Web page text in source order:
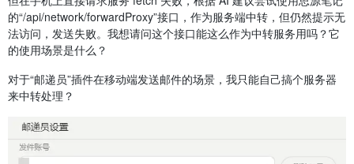
的“/api/network/forwardProxy”接口，作为服务端中转，但仍然提示无
法访问，发送失败。我想请问这个接口能这么作为中转服务用吗？它
的使用场景是什么？
对于“邮递员”插件在移动端发送邮件的场景，我只能自己搞个服务器
来中转处理？